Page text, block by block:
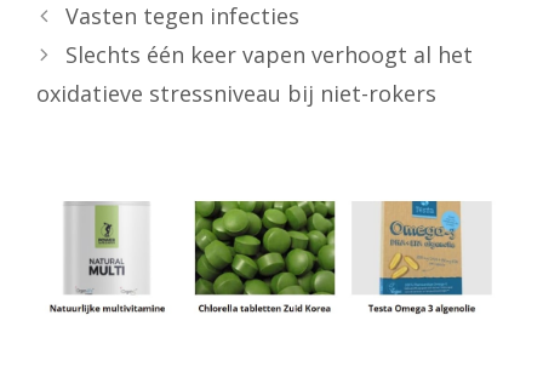
Vasten tegen infecties
Slechts één keer vapen verhoogt al het
oxidatieve stressniveau bij niet-rokers